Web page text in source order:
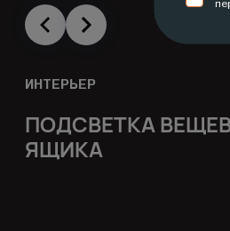
ИНТЕРЬЕР
ПОДСВЕТКА
ЯЩИКА